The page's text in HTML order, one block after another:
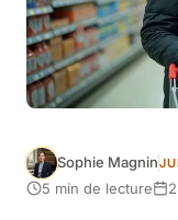
Sophie Magnin
5 min de lecture